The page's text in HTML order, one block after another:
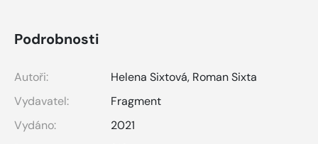
Podrobnosti
Autoři: Helena Sixtová, Roman Sixta
Vydavatel:
Fragment
Vydáno:
2021